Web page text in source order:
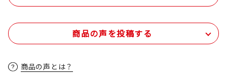
商品の声を投稿する
商品の声とは？